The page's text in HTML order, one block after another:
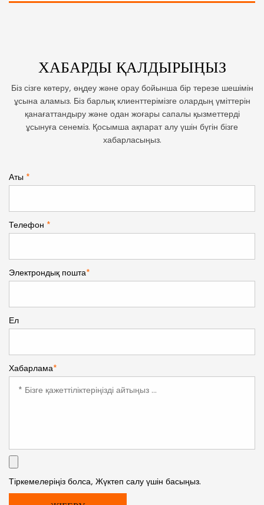
ХАБАРДЫ ҚАЛДЫРЫҢЫЗ
Біз сізге көтеру, өңдеу және орау бойынша бір терезе шешімін
ұсына аламыз. Біз барлық клиенттерімізге олардың үміттерін
қанағаттандыру және одан жоғары сапалы қызметтерді
ұсынуға сенеміз. Қосымша ақпарат алу үшін бүгін бізге
хабарласыңыз.
Аты *
Телефон *
Электрондық пошта*
Ел
Хабарлама*
Тіркемелеріңіз болса, Жүктеп салу үшін басыңыз.